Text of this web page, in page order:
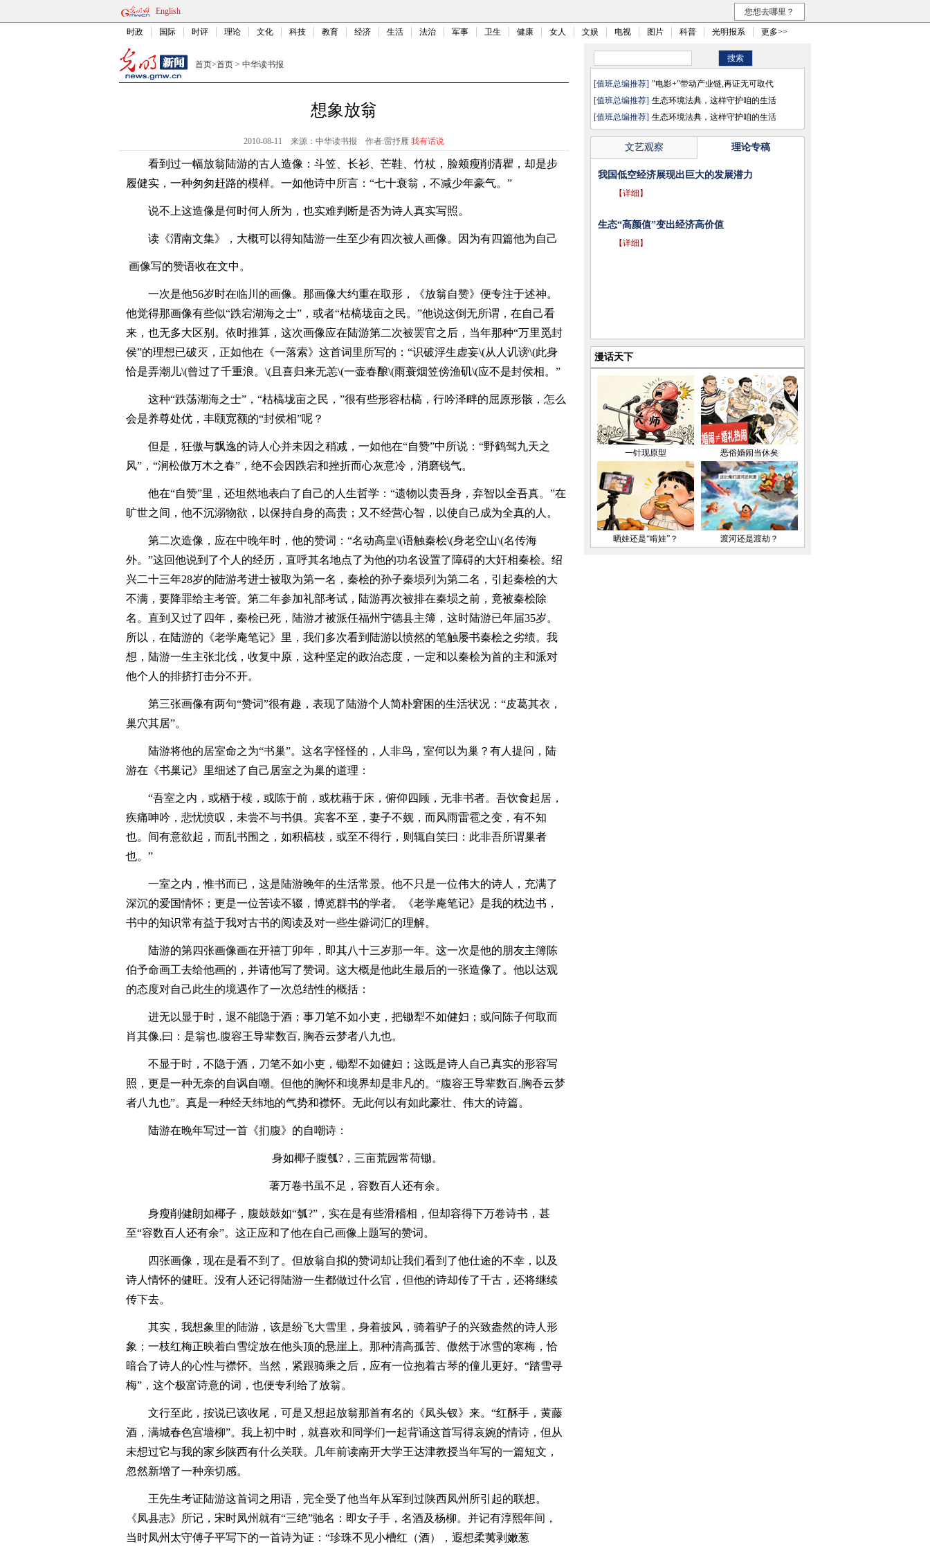
English 您想去哪里？
时政 国际 时评 理论 文化 科技 教育 经济 生活 法治 军事 卫生 健康 女人 文娱 电视 图片 科普 光明报系 更多>>
首页>首页 > 中华读书报
想象放翁
2010-08-11 来源：中华读书报 作者:雷抒雁 我有话说
看到过一幅放翁陆游的古人造像：斗笠、长衫、芒鞋、竹杖，脸颊瘦削清瞿，却是步
履健实，一种匆匆赶路的模样。一如他诗中所言：“七十衰翁，不减少年豪气。”
说不上这造像是何时何人所为，也实难判断是否为诗人真实写照。
读《渭南文集》，大概可以得知陆游一生至少有四次被人画像。因为有四篇他为自己
画像写的赞语收在文中。
一次是他56岁时在临川的画像。那画像大约重在取形，《放翁自赞》便专注于述神。
他觉得那画像有些似“跌宕湖海之士”，或者“枯槁垅亩之民。”他说这倒无所谓，在自己看
来，也无多大区别。依时推算，这次画像应在陆游第二次被罢官之后，当年那种“万里觅封
侯”的理想已破灭，正如他在《一落索》这首词里所写的：“识破浮生虚妄\(从人讥谤\(此身
恰是弄潮儿\(曾过了千重浪。\(且喜归来无恙\(一壶春酿\(雨蓑烟笠傍渔矶\(应不是封侯相。”
这种“跌荡湖海之士”，“枯槁垅亩之民，”很有些形容枯槁，行吟泽畔的屈原形骸，怎么
会是养尊处优，丰颐宽额的“封侯相”呢？
但是，狂傲与飘逸的诗人心并未因之稍减，一如他在“自赞”中所说：“野鹤驾九天之
风”，“涧松傲万木之春”，绝不会因跌宕和挫折而心灰意冷，消磨锐气。
他在“自赞”里，还坦然地表白了自己的人生哲学：“遗物以贵吾身，弃智以全吾真。”在
旷世之间，他不沉溺物欲，以保持自身的高贵；又不经营心智，以使自己成为全真的人。
第二次造像，应在中晚年时，他的赞词：“名动高皇\(语触秦桧\(身老空山\(名传海
外。”这回他说到了个人的经历，直呼其名地点了为他的功名设置了障碍的大奸相秦桧。绍
兴二十三年28岁的陆游考进士被取为第一名，秦桧的孙子秦埙列为第二名，引起秦桧的大
不满，要降罪给主考管。第二年参加礼部考试，陆游再次被排在秦埙之前，竟被秦桧除
名。直到又过了四年，秦桧已死，陆游才被派任福州宁德县主簿，这时陆游已年届35岁。
所以，在陆游的《老学庵笔记》里，我们多次看到陆游以愤然的笔触屡书秦桧之劣绩。我
想，陆游一生主张北伐，收复中原，这种坚定的政治态度，一定和以秦桧为首的主和派对
他个人的排挤打击分不开。
第三张画像有两句“赞词”很有趣，表现了陆游个人简朴窘困的生活状况：“皮葛其衣，
巢穴其居”。
陆游将他的居室命之为“书巢”。这名字怪怪的，人非鸟，室何以为巢？有人提问，陆
游在《书巢记》里细述了自己居室之为巢的道理：
“吾室之内，或栖于椟，或陈于前，或枕藉于床，俯仰四顾，无非书者。吾饮食起居，
疾痛呻吟，悲忧愤叹，未尝不与书俱。宾客不至，妻子不觌，而风雨雷雹之变，有不知
也。间有意欲起，而乱书围之，如积槁枝，或至不得行，则辄自笑曰：此非吾所谓巢者
也。”
一室之内，惟书而已，这是陆游晚年的生活常景。他不只是一位伟大的诗人，充满了
深沉的爱国情怀；更是一位苦读不辍，博览群书的学者。《老学庵笔记》是我的枕边书，
书中的知识常有益于我对古书的阅读及对一些生僻词汇的理解。
陆游的第四张画像画在开禧丁卯年，即其八十三岁那一年。这一次是他的朋友主簿陈
伯予命画工去给他画的，并请他写了赞词。这大概是他此生最后的一张造像了。他以达观
的态度对自己此生的境遇作了一次总结性的概括：
进无以显于时，退不能隐于酒；事刀笔不如小吏，把锄犁不如健妇；或问陈子何取而
肖其像,曰：是翁也.腹容王导辈数百, 胸吞云梦者八九也。
不显于时，不隐于酒，刀笔不如小吏，锄犁不如健妇；这既是诗人自己真实的形容写
照，更是一种无奈的自讽自嘲。但他的胸怀和境界却是非凡的。“腹容王导辈数百,胸吞云梦
者八九也”。真是一种经天纬地的气势和襟怀。无此何以有如此豪壮、伟大的诗篇。
陆游在晚年写过一首《扪腹》的自嘲诗：
身如椰子腹瓠?，三亩荒园常荷锄。
著万卷书虽不足，容数百人还有余。
身瘦削健朗如椰子，腹鼓鼓如“瓠?”，实在是有些滑稽相，但却容得下万卷诗书，甚
至“容数百人还有余”。这正应和了他在自己画像上题写的赞词。
四张画像，现在是看不到了。但放翁自拟的赞词却让我们看到了他仕途的不幸，以及
诗人情怀的健旺。没有人还记得陆游一生都做过什么官，但他的诗却传了千古，还将继续
传下去。
其实，我想象里的陆游，该是纷飞大雪里，身着披风，骑着驴子的兴致盎然的诗人形
象；一枝红梅正映着白雪绽放在他头顶的悬崖上。那种清高孤苦、傲然于冰雪的寒梅，恰
暗合了诗人的心性与襟怀。当然，紧跟骑乘之后，应有一位抱着古琴的僮儿更好。“踏雪寻
梅”，这个极富诗意的词，也便专利给了放翁。
文行至此，按说已该收尾，可是又想起放翁那首有名的《凤头钗》来。“红酥手，黄藤
酒，满城春色宫墙柳”。我上初中时，就喜欢和同学们一起背诵这首写得哀婉的情诗，但从
未想过它与我的家乡陕西有什么关联。几年前读南开大学王达津教授当年写的一篇短文，
忽然新增了一种亲切感。
王先生考证陆游这首词之用语，完全受了他当年从军到过陕西凤州所引起的联想。
《凤县志》所记，宋时凤州就有“三绝”驰名：即女子手，名酒及杨柳。并记有淳熙年间，
当时凤州太守傅子平写下的一首诗为证：“珍珠不见小槽红（酒），遐想柔荑剥嫩葱
[值班总编推荐] "电影+"带动产业链,再证无可取代
[值班总编推荐] 生态环境法典，这样守护咱的生活
[值班总编推荐] 生态环境法典，这样守护咱的生活
文艺观察 理论专稿
我国低空经济展现出巨大的发展潜力
【详细】
生态“高颜值”变出经济高价值
【详细】
漫话天下
一针现原型 恶俗婚闹当休矣
晒娃还是“啃娃”？ 渡河还是渡劫？